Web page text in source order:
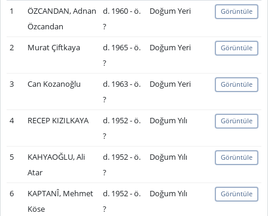
1
ÖZCANDAN, Adnan
Özcandan
d. 1960 - ö.
?
Doğum Yeri Görüntüle
2 Murat Çiftkaya
d. 1965 - ö.
?
Doğum Yeri Görüntüle
3 Can Kozanoğlu
d. 1963 - ö.
?
Doğum Yeri Görüntüle
4 RECEP KIZILKAYA
d. 1952 - ö.
?
Doğum Yılı Görüntüle
5
KAHYAOĞLU, Ali
Atar
d. 1952 - ö.
?
Doğum Yılı Görüntüle
6
KAPTANÎ, Mehmet
Köse
d. 1952 - ö.
?
Doğum Yılı Görüntüle